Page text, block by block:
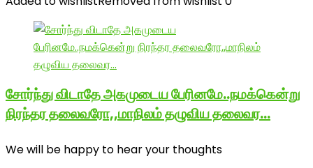
சோர்ந்து விடாதே அகமுடைய பேரினமே..நமக்கென்று
நிரந்தர தலைவரோ,,மாநிலம் தழுவிய தலைவர…
We will be happy to hear your thoughts